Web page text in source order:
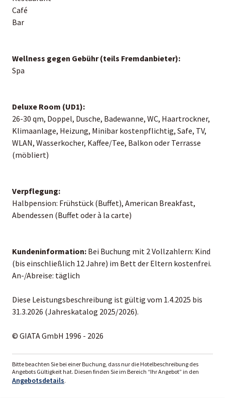
Café
Bar
Wellness gegen Gebühr (teils Fremdanbieter):
Spa
Deluxe Room (UD1):
26-30 qm, Doppel, Dusche, Badewanne, WC, Haartrockner,
Klimaanlage, Heizung, Minibar kostenpflichtig, Safe, TV,
WLAN, Wasserkocher, Kaffee/Tee, Balkon oder Terrasse
(möbliert)
Verpflegung:
Halbpension: Frühstück (Buffet), American Breakfast,
Abendessen (Buffet oder à la carte)
Kundeninformation: Bei Buchung mit 2 Vollzahlern: Kind
(bis einschließlich 12 Jahre) im Bett der Eltern kostenfrei.
An-/Abreise: täglich
Diese Leistungsbeschreibung ist gültig vom 1.4.2025 bis
31.3.2026 (Jahreskatalog 2025/2026).
© GIATA GmbH 1996 - 2026
Bitte beachten Sie bei einer Buchung, dass nur die Hotelbeschreibung des
Angebots Gültigkeit hat. Diesen finden Sie im Bereich “Ihr Angebot” in den
Angebotsdetails.